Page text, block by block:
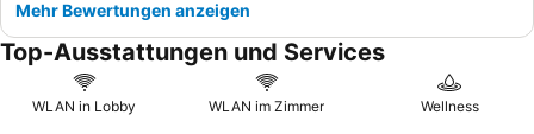
Mehr Bewertungen anzeigen
Top-Ausstattungen und Services
WLAN in Lobby WLAN im Zimmer Wellness